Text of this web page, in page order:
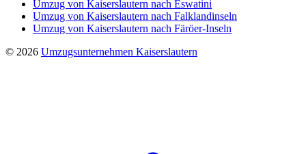
Umzug von Kaiserslautern nach Eswatini
Umzug von Kaiserslautern nach Falklandinseln
Umzug von Kaiserslautern nach Färöer-Inseln
© 2026 Umzugsunternehmen Kaiserslautern